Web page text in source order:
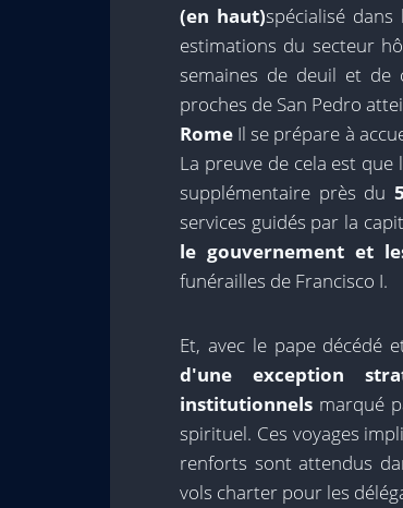
(en haut)spécialisé
estimations du secteur
semaines de deuil et de
proches de San Pedro
Rome Il se prépare à
La preuve de cela est que
supplémentaire près du
services guidés par la
le gouvernement et
funérailles de Francisco I.
Et, avec le pape décédé
d'une exception
institutionnels marqué
spirituel. Ces voyages
renforts sont attendus
vols charter pour les